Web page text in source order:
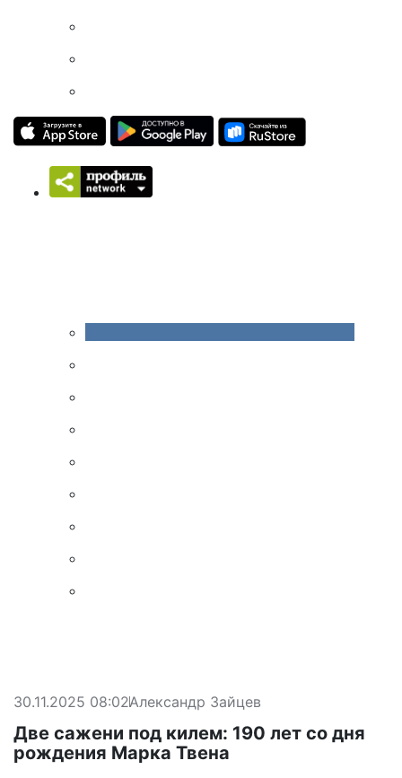
30.11.2025 08:02Александр Зайцев
Две сажени под килем: 190 лет со дня
рождения Марка Твена